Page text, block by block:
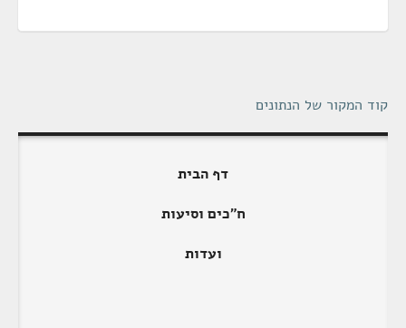
קוד המקור של הנתונים
דף הבית
ח"כים וסיעות
ועדות